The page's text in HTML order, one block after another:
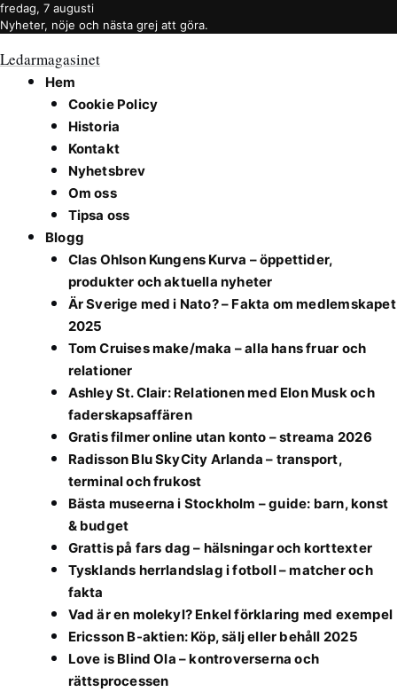
fredag, 7 augusti
Nyheter, nöje och nästa grej att göra.
Ledarmagasinet
Hem
Cookie Policy
Historia
Kontakt
Nyhetsbrev
Om oss
Tipsa oss
Blogg
Clas Ohlson Kungens Kurva – öppettider,
produkter och aktuella nyheter
Är Sverige med i Nato? – Fakta om medlemskapet
2025
Tom Cruises make/maka – alla hans fruar och
relationer
Ashley St. Clair: Relationen med Elon Musk och
faderskapsaffären
Gratis filmer online utan konto – streama 2026
Radisson Blu SkyCity Arlanda – transport,
terminal och frukost
Bästa museerna i Stockholm – guide: barn, konst
& budget
Grattis på fars dag – hälsningar och korttexter
Tysklands herrlandslag i fotboll – matcher och
fakta
Vad är en molekyl? Enkel förklaring med exempel
Ericsson B-aktien: Köp, sälj eller behåll 2025
Love is Blind Ola – kontroverserna och
rättsprocessen